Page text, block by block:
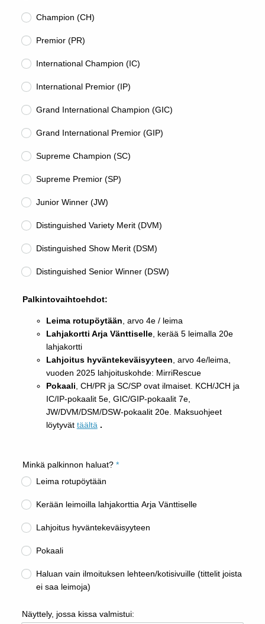
Champion (CH)
Premior (PR)
International Champion (IC)
International Premior (IP)
Grand International Champion (GIC)
Grand International Premior (GIP)
Supreme Champion (SC)
Supreme Premior (SP)
Junior Winner (JW)
Distinguished Variety Merit (DVM)
Distinguished Show Merit (DSM)
Distinguished Senior Winner (DSW)
Palkintovaihtoehdot:
Leima rotupöytään , arvo 4e / leima
Lahjakortti Arja Vänttiselle, kerää 5 leimalla 20e
lahjakortti
Lahjoitus hyväntekeväisyyteen , arvo 4e/leima,
vuoden 2025 lahjoituskohde: MirriRescue
Pokaali , CH/PR ja SC/SP ovat ilmaiset. KCH/JCH ja
IC/IP-pokaalit 5e, GIC/GIP-pokaalit 7e,
JW/DVM/DSM/DSW-pokaalit 20e. Maksuohjeet
löytyvät täältä .
Minkä palkinnon haluat?*
Leima rotupöytään
Kerään leimoilla lahjakorttia Arja Vänttiselle
Lahjoitus hyväntekeväisyyteen
Pokaali
Haluan vain ilmoituksen lehteen/kotisivuille (tittelit joista
ei saa leimoja)
Näyttely, jossa kissa valmistui: